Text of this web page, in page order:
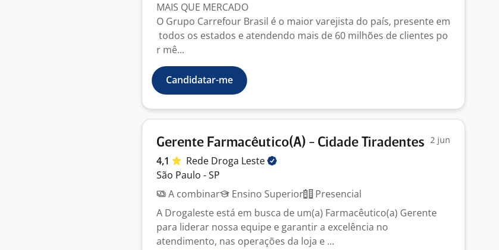
MAIS QUE MERCADO
O Grupo Carrefour Brasil é o maior varejista do país, presente em
todos os estados e atendendo mais de 60 milhões de clientes po
r mê...
Candidatar-me
Gerente Farmacêutico(A) - Cidade Tiradentes 2 jun
4,1 Rede Droga Leste
São Paulo - SP
A combinar
Ensino Superior
Presencial
A Drogaleste está em busca de um(a) Farmacêutico(a) Gerente
para liderar nossa equipe e garantir a excelência no
atendimento, nas operações da loja e ...